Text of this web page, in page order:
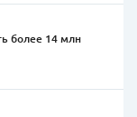
более 14 млн